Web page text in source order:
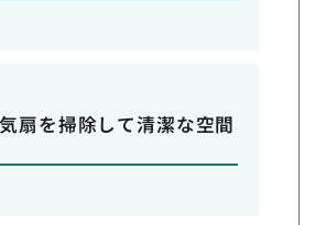
扇を掃除して清潔な空間